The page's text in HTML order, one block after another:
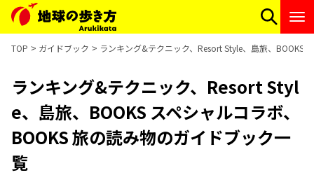
TOP ガイドブック ランキング&テクニック、Resort Style、島旅、BOOKS
ランキング&テクニック、Resort Styl
e、島旅、BOOKS スペシャルコラボ、
BOOKS 旅の読み物のガイドブック一
覧